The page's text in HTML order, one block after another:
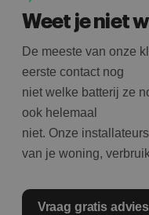
Weet je niet
De meeste van onze
eerste contact nog
niet welke batterij ze
ook helemaal
niet. Onze
van je woning,
Vraag gratis